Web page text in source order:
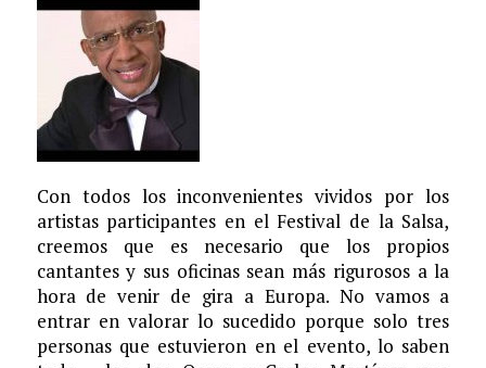
Con todos los inconvenientes vividos por los
artistas participantes en el Festival de la Salsa,
creemos que es necesario que los propios
cantantes y sus oficinas sean más rigurosos a la
hora de venir de gira a Europa. No vamos a
entrar en valorar lo sucedido porque solo tres
personas que estuvieron en el evento, lo saben